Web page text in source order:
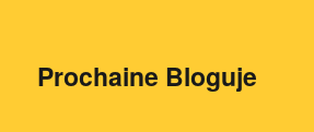
Prochaine Bloguje